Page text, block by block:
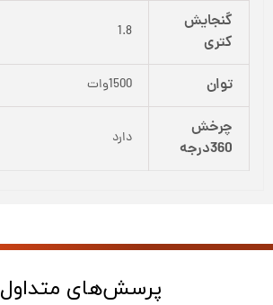
گنجایش
کتری
1.8
توان 1500وات
چرخش
360درجه
دارد
پرسش‌های متداول